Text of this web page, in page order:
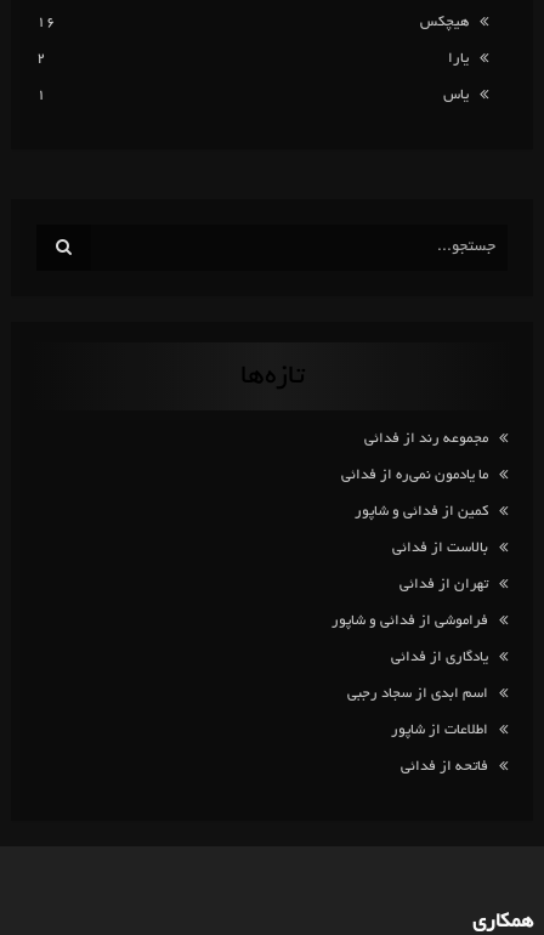
هیچکس 16
یارا 2
یاس 1
تازه‌ها
مجموعه رند از فدائی
ما یادمون نمی‌ره از فدائی
کمین از فدائی و شاپور
بالاست از فدائی
تهران از فدائی
فراموشی از فدائی و شاپور
یادگاری از فدائی
اسم ابدی از سجاد رجبی
اطلاعات از شاپور
فاتحه از فدائی
همکاری